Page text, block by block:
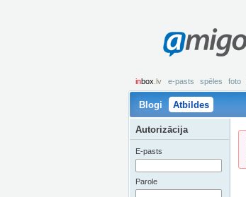
inbox .lv e-pasts spēles foto
Blogi Atbildes
Autorizācija
E-pasts
Parole